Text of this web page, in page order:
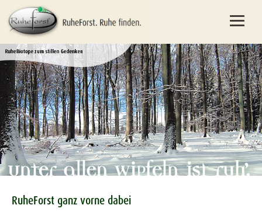
RuheForst ganz vorne dabei